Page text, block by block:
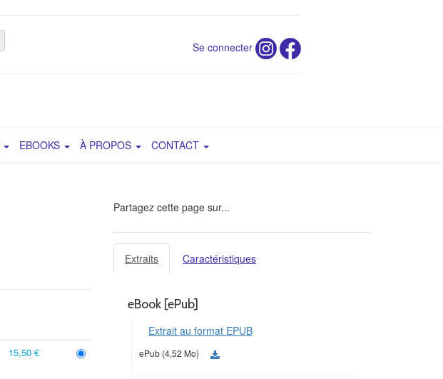
Se connecter
EBOOKS À PROPOS CONTACT
15,50 €
Partagez cette page sur...
Extraits Caractéristiques
eBook [ePub]
Extrait au format EPUB
ePub (4,52 Mo)